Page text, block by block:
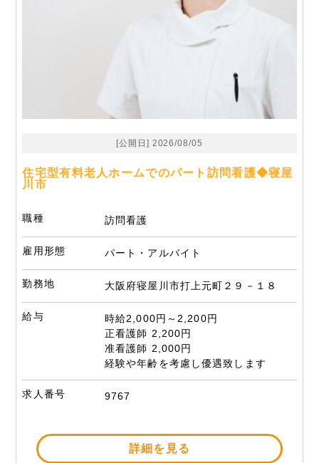
[公開日] 2026/08/05
住宅型有料老人ホームでのパート訪問看護◆寝屋
川市
職種 訪問看護
雇用形態 パート・アルバイト
勤務地 大阪府寝屋川市打上元町２９－１８
給与
時給2,000円～2,200円
正看護師 2,200円
准看護師 2,000円
経験や年齢を考慮し優遇致します
求人番号 9767
詳細を見る